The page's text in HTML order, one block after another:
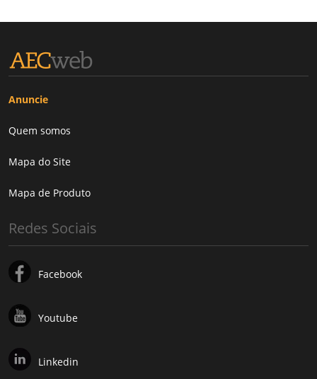
Anuncie
Quem somos
Mapa do Site
Mapa de Produto
Redes Sociais
Facebook
Youtube
Linkedin